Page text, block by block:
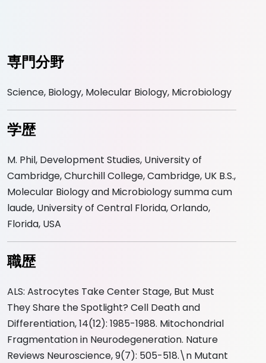
専門分野
Science, Biology, Molecular Biology, Microbiology
学歴
M. Phil, Development Studies, University of
Cambridge, Churchill College, Cambridge, UK B.S.,
Molecular Biology and Microbiology summa cum
laude, University of Central Florida, Orlando,
Florida, USA
職歴
ALS: Astrocytes Take Center Stage, But Must
They Share the Spotlight? Cell Death and
Differentiation, 14(12): 1985-1988. Mitochondrial
Fragmentation in Neurodegeneration. Nature
Reviews Neuroscience, 9(7): 505-518.\n Mutant